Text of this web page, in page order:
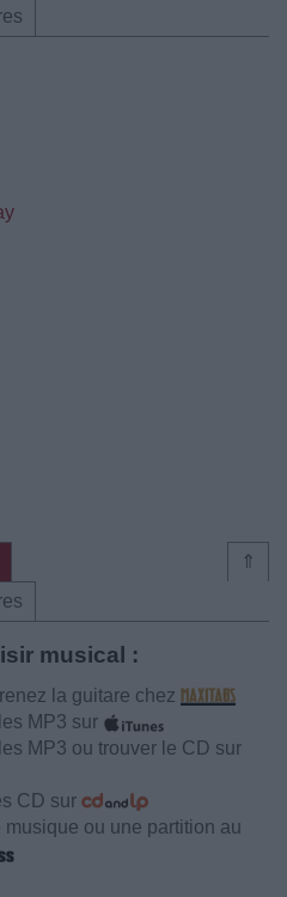
⇑
musical :
la guitare chez
MP3 sur
MP3 ou trouver le CD sur
CD sur
ou une partition au